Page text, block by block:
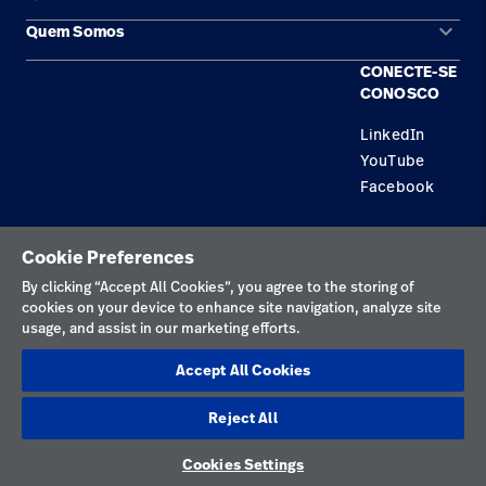
Produtos
Contato
Quem Somos keyboard_arrow_down
CONECTE-SE
CONOSCO
LinkedIn
YouTube
Facebook
Política de privacidade
Termos de uso
Preferências de cookies
Divulgações responsáveis
Preferências de cookies
Brasil
Cookie Preferences
By clicking “Accept All Cookies”, you agree to the storing of
cookies on your device to enhance site navigation, analyze site
usage, and assist in our marketing efforts.
Accept All Cookies
Reject All
Cookies Settings